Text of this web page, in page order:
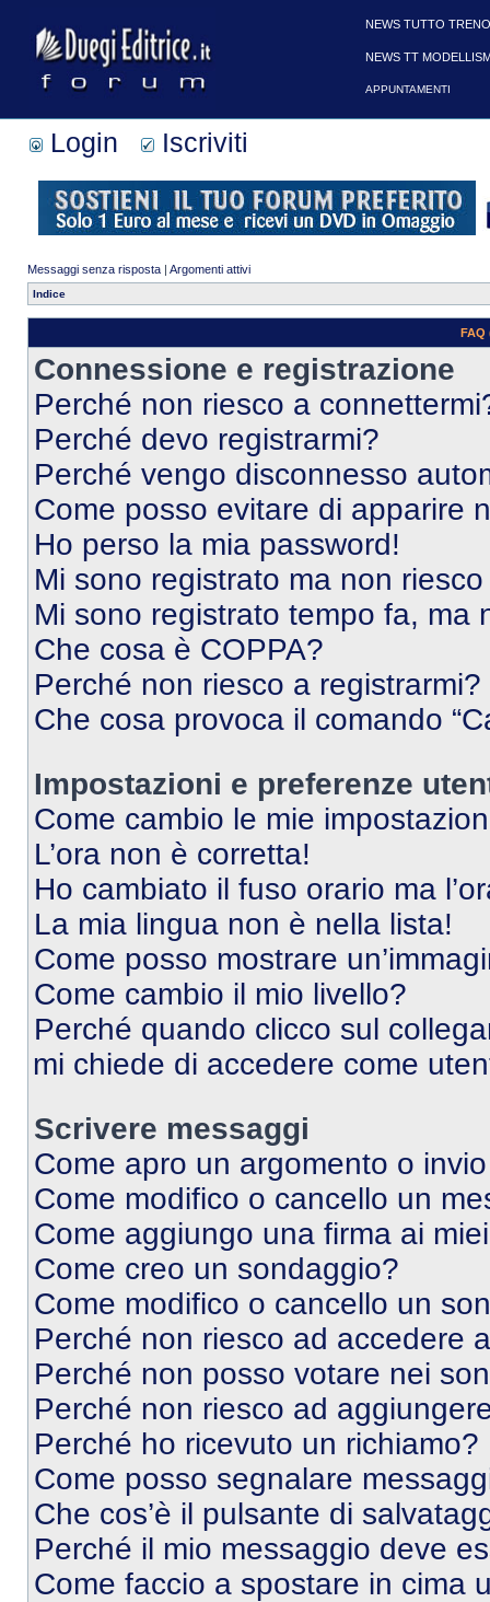
Login Iscriviti
Messaggi senza risposta | Argomenti attivi
Indice
FAQ
Connessione e registrazione
Perché non riesco a
Perché devo registrarmi?
Perché vengo disconnesso
Come posso evitare di apparire
Ho perso la mia password!
Mi sono registrato ma non
Mi sono registrato tempo fa, ma
Che cosa è COPPA?
Perché non riesco a registrarmi?
Che cosa provoca il comando
Impostazioni e preferenze
Come cambio le mie
L’ora non è corretta!
Ho cambiato il fuso orario ma
La mia lingua non è nella lista!
Come posso mostrare
Come cambio il mio livello?
Perché quando clicco sul
mi chiede di accedere come
Scrivere messaggi
Come apro un argomento o
Come modifico o cancello un
Come aggiungo una firma ai
Come creo un sondaggio?
Come modifico o cancello un
Perché non riesco ad accedere
Perché non posso votare nei
Perché non riesco ad
Perché ho ricevuto un richiamo?
Come posso segnalare
Che cos’è il pulsante di
Perché il mio messaggio deve
Come faccio a spostare in cima
NEWS TUTTO
NEWS TT
APPUNTAMENTI